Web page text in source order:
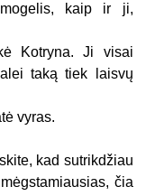
kaip ir ji,
Kotryna. Ji visai
taką tiek laisvų
vyras.
kad sutrikdžiau
čia